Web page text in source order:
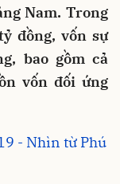
Nam. Trong
đồng, vốn sự
bao gồm cả
vốn đối ứng
- Nhìn từ Phú